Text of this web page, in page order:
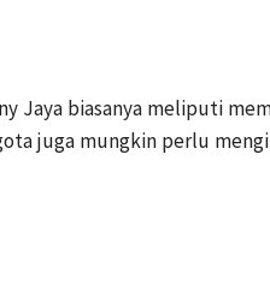
Jaya biasanya meliputi
juga mungkin perlu